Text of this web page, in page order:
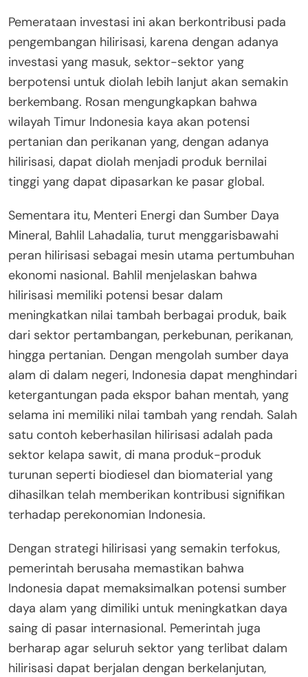
Pemerataan investasi ini akan berkontribusi pada
pengembangan hilirisasi, karena dengan adanya
investasi yang masuk, sektor-sektor yang
berpotensi untuk diolah lebih lanjut akan semakin
berkembang. Rosan mengungkapkan bahwa
wilayah Timur Indonesia kaya akan potensi
pertanian dan perikanan yang, dengan adanya
hilirisasi, dapat diolah menjadi produk bernilai
tinggi yang dapat dipasarkan ke pasar global.
Sementara itu, Menteri Energi dan Sumber Daya
Mineral, Bahlil Lahadalia, turut menggarisbawahi
peran hilirisasi sebagai mesin utama pertumbuhan
ekonomi nasional. Bahlil menjelaskan bahwa
hilirisasi memiliki potensi besar dalam
meningkatkan nilai tambah berbagai produk, baik
dari sektor pertambangan, perkebunan, perikanan,
hingga pertanian. Dengan mengolah sumber daya
alam di dalam negeri, Indonesia dapat menghindari
ketergantungan pada ekspor bahan mentah, yang
selama ini memiliki nilai tambah yang rendah. Salah
satu contoh keberhasilan hilirisasi adalah pada
sektor kelapa sawit, di mana produk-produk
turunan seperti biodiesel dan biomaterial yang
dihasilkan telah memberikan kontribusi signifikan
terhadap perekonomian Indonesia.
Dengan strategi hilirisasi yang semakin terfokus,
pemerintah berusaha memastikan bahwa
Indonesia dapat memaksimalkan potensi sumber
daya alam yang dimiliki untuk meningkatkan daya
saing di pasar internasional. Pemerintah juga
berharap agar seluruh sektor yang terlibat dalam
hilirisasi dapat berjalan dengan berkelanjutan,